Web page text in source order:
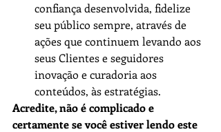
confiança desenvolvida, fidelize
seu público sempre, através de
ações que continuem levando aos
seus Clientes e seguidores
inovação e curadoria aos
conteúdos, às estratégias.
Acredite, não é complicado e
certamente se você estiver lendo este